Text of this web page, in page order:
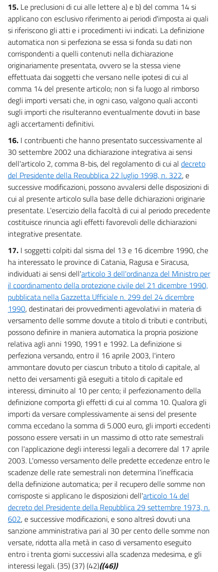
15. Le preclusioni di cui alle lettere a) e b) del comma 14 si
applicano con esclusivo riferimento ai periodi d'imposta ai quali
si riferiscono gli atti e i procedimenti ivi indicati. La definizione
automatica non si perfeziona se essa si fonda su dati non
corrispondenti a quelli contenuti nella dichiarazione
originariamente presentata, ovvero se la stessa viene
effettuata dai soggetti che versano nelle ipotesi di cui al
comma 14 del presente articolo; non si fa luogo al rimborso
degli importi versati che, in ogni caso, valgono quali acconti
sugli importi che risulteranno eventualmente dovuti in base
agli accertamenti definitivi.
16. I contribuenti che hanno presentato successivamente al
30 settembre 2002 una dichiarazione integrativa ai sensi
dell'articolo 2, comma 8-bis, del regolamento di cui al decreto
del Presidente della Repubblica 22 luglio 1998, n. 322, e
successive modificazioni, possono avvalersi delle disposizioni di
cui al presente articolo sulla base delle dichiarazioni originarie
presentate. L'esercizio della facoltà di cui al periodo precedente
costituisce rinuncia agli effetti favorevoli delle dichiarazioni
integrative presentate.
17. I soggetti colpiti dal sisma del 13 e 16 dicembre 1990, che
ha interessato le province di Catania, Ragusa e Siracusa,
individuati ai sensi dell'articolo 3 dell'ordinanza del Ministro per
il coordinamento della protezione civile del 21 dicembre 1990,
pubblicata nella Gazzetta Ufficiale n. 299 del 24 dicembre
1990, destinatari dei provvedimenti agevolativi in materia di
versamento delle somme dovute a titolo di tributi e contributi,
possono definire in maniera automatica la propria posizione
relativa agli anni 1990, 1991 e 1992. La definizione si
perfeziona versando, entro il 16 aprile 2003, l'intero
ammontare dovuto per ciascun tributo a titolo di capitale, al
netto dei versamenti già eseguiti a titolo di capitale ed
interessi, diminuito al 10 per cento; il perfezionamento della
definizione comporta gli effetti di cui al comma 10. Qualora gli
importi da versare complessivamente ai sensi del presente
comma eccedano la somma di 5.000 euro, gli importi eccedenti
possono essere versati in un massimo di otto rate semestrali
con l'applicazione degli interessi legali a decorrere dal 17 aprile
2003. L'omesso versamento delle predette eccedenze entro le
scadenze delle rate semestrali non determina l'inefficacia
della definizione automatica; per il recupero delle somme non
corrisposte si applicano le disposizioni dell'articolo 14 del
decreto del Presidente della Repubblica 29 settembre 1973, n.
602, e successive modificazioni, e sono altresì dovuti una
sanzione amministrativa pari al 30 per cento delle somme non
versate, ridotta alla metà in caso di versamento eseguito
entro i trenta giorni successivi alla scadenza medesima, e gli
interessi legali. (35) (37) (42)((46))